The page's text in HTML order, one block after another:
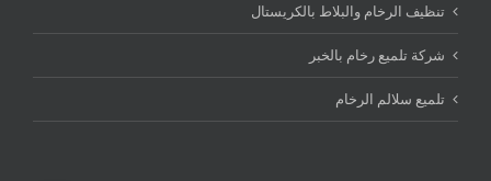
تنظيف الرخام والبلاط بالكريستال
شركة تلميع رخام بالخبر
تلميع سلالم الرخام